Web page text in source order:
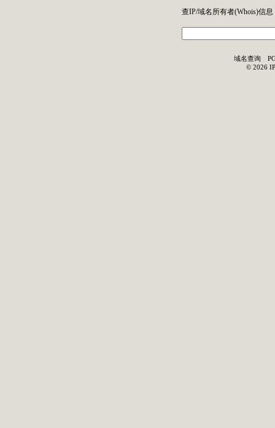
查IP/域名所有者(Whois)信息
域名查询
© 2026